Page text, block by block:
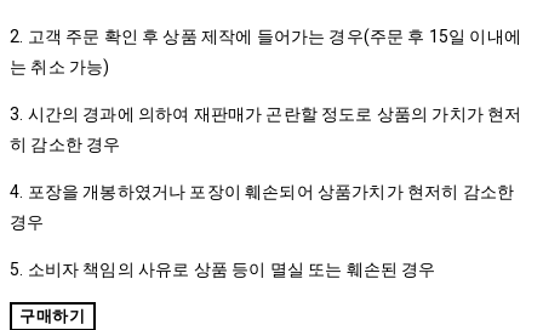
2. 고객 주문 확인 후 상품 제작에 들어가는 경우(주문 후 15일 이내에
는 취소 가능)
3. 시간의 경과에 의하여 재판매가 곤란할 정도로 상품의 가치가 현저
히 감소한 경우
4. 포장을 개봉하였거나 포장이 훼손되어 상품가치가 현저히 감소한
경우
5. 소비자 책임의 사유로 상품 등이 멸실 또는 훼손된 경우
구매하기